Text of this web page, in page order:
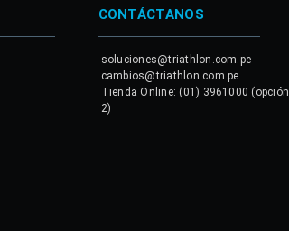
CONTÁCTANOS
soluciones@triathlon.com.pe
cambios@triathlon.com.pe
Tienda Online: (01) 3961000 (opción
2)